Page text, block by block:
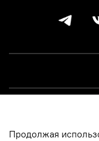
Продолжая